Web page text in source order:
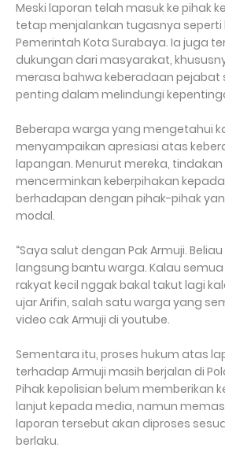
Meski laporan telah masuk ke pihak
tetap menjalankan tugasnya seperti
Pemerintah Kota Surabaya. Ia juga
dukungan dari masyarakat,
merasa bahwa keberadaan pejabat
penting dalam melindungi
Beberapa warga yang mengetahui
menyampaikan apresiasi atas
lapangan. Menurut mereka,
mencerminkan keberpihakan
berhadapan dengan pihak-pihak
modal.
“Saya salut dengan Pak Armuji.
langsung bantu warga. Kalau
rakyat kecil nggak bakal takut lagi
ujar Arifin, salah satu warga yang
video cak Armuji di youtube.
Sementara itu, proses hukum atas
terhadap Armuji masih berjalan di
Pihak kepolisian belum memberikan
lanjut kepada media, namun
laporan tersebut akan diproses
berlaku.